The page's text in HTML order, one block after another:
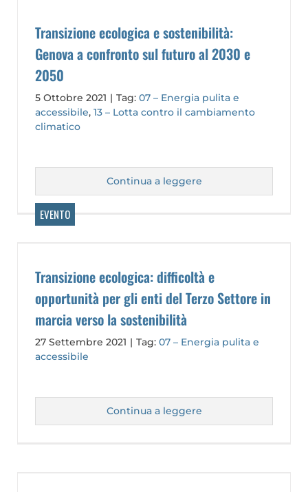
Transizione ecologica e sostenibilità:
Genova a confronto sul futuro al 2030 e
2050
5 Ottobre 2021 | Tag: 07 – Energia pulita e
accessibile, 13 – Lotta contro il cambiamento
climatico
Continua a leggere
Transizione ecologica: difficoltà e
opportunità per gli enti del Terzo Settore in
marcia verso la sostenibilità
27 Settembre 2021 | Tag: 07 – Energia pulita e
accessibile
Continua a leggere